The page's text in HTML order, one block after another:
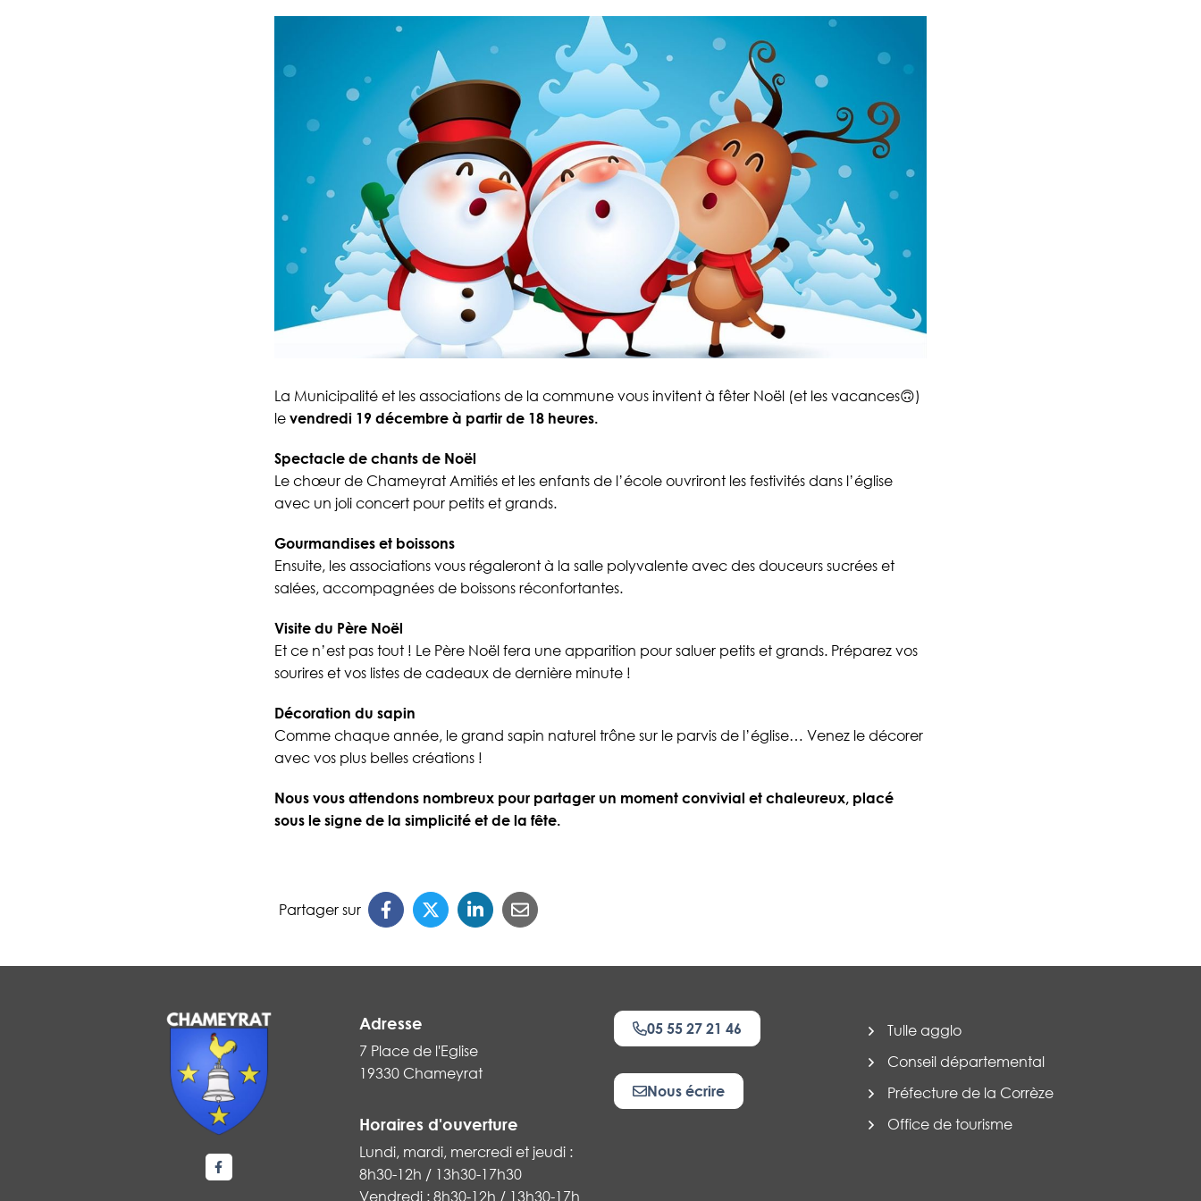
La Municipalité et les associations de la commune vous invitent à fêter Noël (et les vacances🙃)
le vendredi 19 décembre à partir de 18 heures.
Spectacle de chants de Noël
Le chœur de Chameyrat Amitiés et les enfants de l’école ouvriront les festivités dans l’église
avec un joli concert pour petits et grands.
Gourmandises et boissons
Ensuite, les associations vous régaleront à la salle polyvalente avec des douceurs sucrées et
salées, accompagnées de boissons réconfortantes.
Visite du Père Noël
Et ce n’est pas tout ! Le Père Noël fera une apparition pour saluer petits et grands. Préparez vos
sourires et vos listes de cadeaux de dernière minute !
Décoration du sapin
Comme chaque année, le grand sapin naturel trône sur le parvis de l’église… Venez le décorer
avec vos plus belles créations !
Nous vous attendons nombreux pour partager un moment convivial et chaleureux, placé
sous le signe de la simplicité et de la fête.
Partager sur
Lien vers le compte Facebook
Adresse
7 Place de l'Eglise
19330 Chameyrat
Horaires d'ouverture
Lundi, mardi, mercredi et jeudi :
8h30-12h / 13h30-17h30
Vendredi : 8h30-12h / 13h30-17h
05 55 27 21 46
Nous écrire
Tulle agglo
Conseil départemental
Préfecture de la Corrèze
Office de tourisme